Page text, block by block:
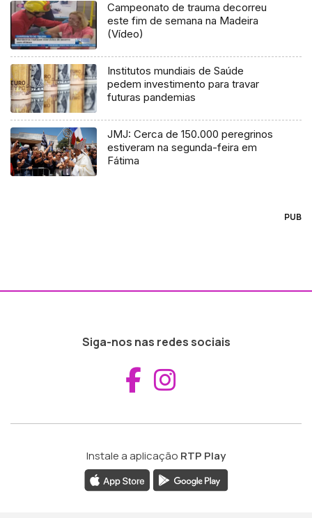
Campeonato de trauma decorreu
este fim de semana na Madeira
(Vídeo)
Institutos mundiais de Saúde
pedem investimento para travar
futuras pandemias
JMJ: Cerca de 150.000 peregrinos
estiveram na segunda-feira em
Fátima
PUB
Siga-nos nas redes sociais
Aceder ao
Instale a aplicação RTP Play